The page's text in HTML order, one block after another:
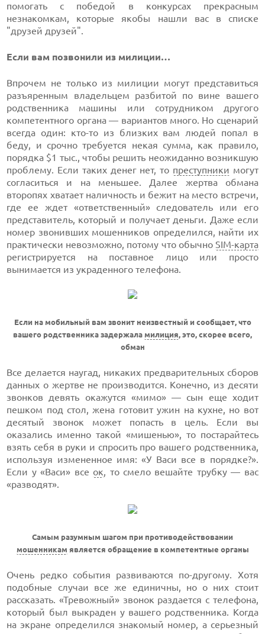
помогать с победой в конкурсах прекрасным
незнакомкам, которые якобы нашли вас в списке
"друзей друзей".
Если вам позвонили из милиции…
Впрочем не только из милиции могут представиться
разъяренным владельцем разбитой по вине вашего
родственника машины или сотрудником другого
компетентного органа — вариантов много. Но сценарий
всегда один: кто-то из близких вам людей попал в
беду, и срочно требуется некая сумма, как правило,
порядка $1 тыс., чтобы решить неожиданно возникшую
проблему. Если таких денег нет, то преступники могут
согласиться и на меньшее. Далее жертва обмана
второпях хватает наличность и бежит на место встречи,
где ее ждет «ответственный» следователь или его
представитель, который и получает деньги. Даже если
номер звонивших мошенников определился, найти их
практически невозможно, потому что обычно SIM-карта
регистрируется на поставное лицо или просто
вынимается из украденного телефона.
Если на мобильный вам звонит неизвестный и сообщает, что
вашего родственника задержала милиция, это, скорее всего,
обман
Все делается наугад, никаких предварительных сборов
данных о жертве не производится. Конечно, из десяти
звонков девять окажутся «мимо» — сын еще ходит
пешком под стол, жена готовит ужин на кухне, но вот
десятый звонок может попасть в цель. Если вы
оказались именно такой «мишенью», то постарайтесь
взять себя в руки и спросить про вашего родственника,
используя измененное имя: «У Васи все в порядке?».
Если у «Васи» все ок, то смело вешайте трубку — вас
«разводят».
Самым разумным шагом при противодействовании
мошенникам является обращение в компетентные органы
Очень редко события развиваются по-другому. Хотя
подобные случаи все же единичны, но о них стоит
рассказать. «Тревожный» звонок раздается с телефона,
который был выкраден у вашего родственника. Когда
на экране определился знакомый номер, а серьезный